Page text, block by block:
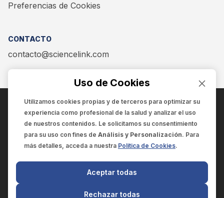
Preferencias de Cookies
CONTACTO
contacto@sciencelink.com
ENCUÉNTRANOS EN:
SCIENCELINK
SCILINK COMUNICACIÓN CIENTÍFICA SC
Uso de Cookies
Utilizamos cookies propias y de terceros para optimizar su
experiencia como profesional de la salud y analizar el uso
de nuestros contenidos. Le solicitamos su consentimiento
para su uso con fines de Análisis y Personalización. Para
más detalles, acceda a nuestra Política de Cookies.
Rechazar todas
Aceptar todas